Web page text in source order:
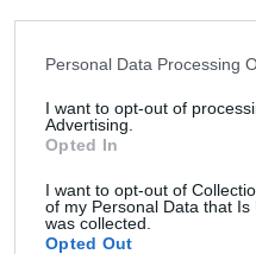
Personal Data Processing
I want to opt-out of
Advertising.
Opted In
I want to opt-out of
of my Personal Data that
was collected.
Opted Out